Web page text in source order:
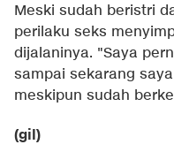
Meski sudah beristri
perilaku seks
dijalaninya. "Saya
sampai sekarang
meskipun sudah
(gil)